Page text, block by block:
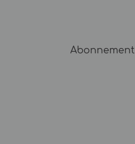
Abonnement